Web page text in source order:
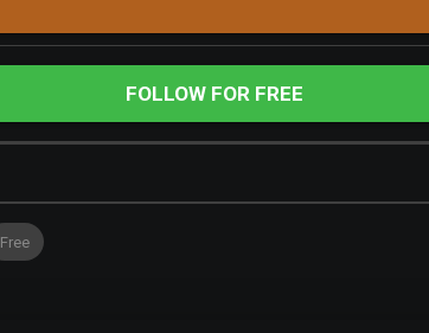
FOLLOW FOR FREE
Free